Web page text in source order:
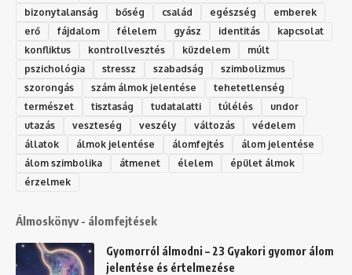
bizonytalanság
bőség család egészség
emberek
erő
fájdalom félelem gyász identitás
kapcsolat
konfliktus
kontrollvesztés küzdelem
múlt
pszichológia
stressz szabadság
szimbolizmus
szorongás
szám álmok jelentése
tehetetlenség
természet
tisztaság tudatalatti túlélés
undor
utazás
veszteség veszély változás
védelem
állatok
álmok jelentése álomfejtés
álom jelentése
álom szimbolika
átmenet élelem
épület álmok
érzelmek
Álmoskönyv - álomfejtések
Gyomorról álmodni – 23 Gyakori gyomor álom
jelentése és értelmezése